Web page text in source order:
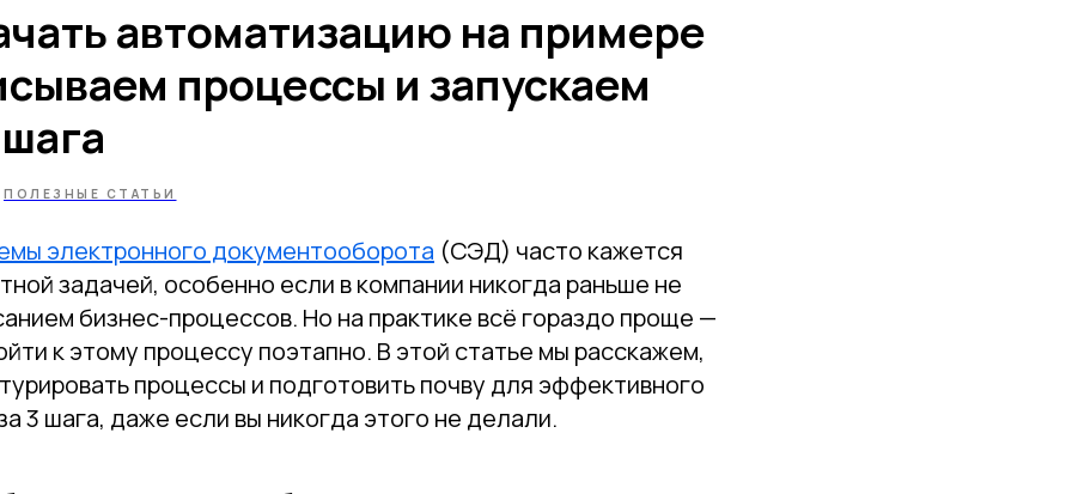
автоматизацию на примере
процессы и запускаем
ПОЛЕЗНЫЕ СТАТЬИ
электронного документооборота (СЭД) часто кажется
задачей, особенно если в компании никогда раньше не
бизнес-процессов. Но на практике всё гораздо проще —
к этому процессу поэтапно. В этой статье мы расскажем,
процессы и подготовить почву для эффективного
3 шага, даже если вы никогда этого не делали.